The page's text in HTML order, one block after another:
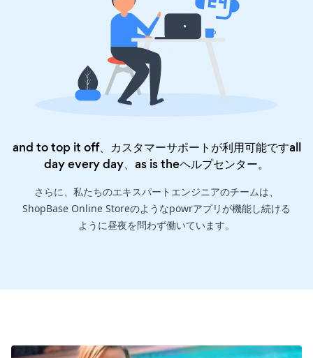
and to top it off、カスタマーサポートが利用可能ですall
day every day、as is theヘルプセンター。
さらに、私たちのエキスパートエンジニアのチームは、
ShopBase Online Storeのようなpowrアプリが機能し続ける
ように昼夜を問わず働いています。